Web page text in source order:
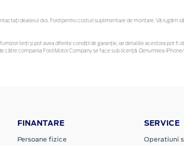
dealerul dvs. Ford pentru costuri suplimentare de montare. Vă
terți și pot avea diferite condiții de garanție, iar detaliile acestora pot
către compania Ford Motor Company se face sub licență. Denumirea
FINANTARE
Persoane fizice
SERVICE
Operatiuni